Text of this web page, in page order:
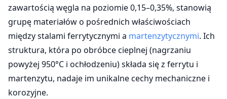
zawartością węgla na poziomie 0,15–0,35%, stanowią
grupę materiałów o pośrednich właściwościach
między stalami ferrytycznymi a martenzytycznymi. Ich
struktura, która po obróbce cieplnej (nagrzaniu
powyżej 950°C i ochłodzeniu) składa się z ferrytu i
martenzytu, nadaje im unikalne cechy mechaniczne i
korozyjne.